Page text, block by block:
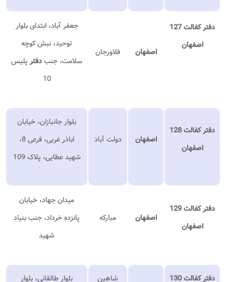
دفتر کفالت 127
اصفهان
اصفهان فلاورجان
جعفر آباد، ابتدای بلوار
توحید، نبش کوچه
سلامت، جنبدفترپلیس
10
دفتر کفالت 128
اصفهان
اصفهان دولت آباد
بلوار جانبازان، خیابان
اباذر غربی، فرعی 8،
شهید عطایی، پلاک 109
دفتر کفالت 129
اصفهان
اصفهان مبارکه
میدان جهاد، خیابان
پانزده خرداد، جنب بنیاد
شهید
دفتر کفالت 130 شاهین بلوار طالقانی، بلوار